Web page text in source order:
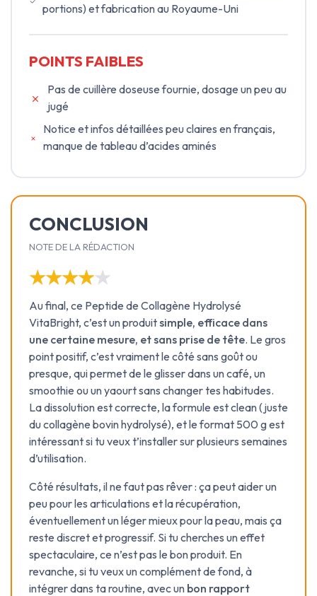
portions) et fabrication au Royaume-Uni
POINTS FAIBLES
Pas de cuillère doseuse fournie, dosage un peu au
jugé
Notice et infos détaillées peu claires en français,
manque de tableau d’acides aminés
CONCLUSION
NOTE DE LA RÉDACTION
★★★★★
★★★★★
Au final, ce Peptide de Collagène Hydrolysé
VitaBright, c’est un produitsimple, efficace dans
une certaine mesure, et sans prise de tête. Le gros
point positif, c’est vraiment le côté sans goût ou
presque, qui permet de le glisser dans un café, un
smoothie ou un yaourt sans changer tes habitudes.
La dissolution est correcte, la formule est clean (juste
du collagène bovin hydrolysé), et le format 500 g est
intéressant si tu veux t’installer sur plusieurs semaines
d’utilisation.
Côté résultats, il ne faut pas rêver : ça peut aider un
peu pour les articulations et la récupération,
éventuellement un léger mieux pour la peau, mais ça
reste discret et progressif. Si tu cherches un effet
spectaculaire, ce n’est pas le bon produit. En
revanche, si tu veux un complément de fond, à
intégrer dans ta routine, avec un bon rapport